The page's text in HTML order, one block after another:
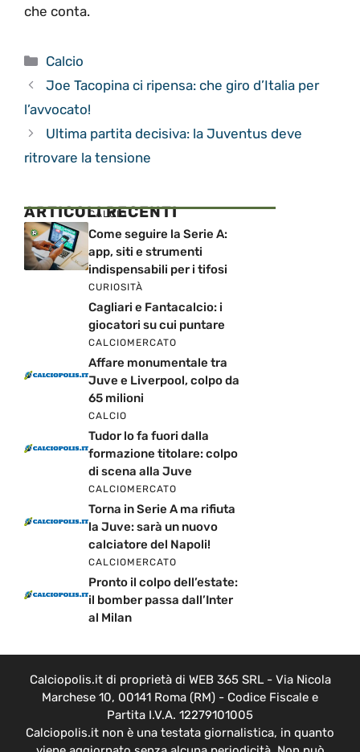
che conta.
Categorie
Calcio
Joe Tacopina ci ripensa: che giro d’Italia per
l’avvocato!
Ultima partita decisiva: la Juventus deve
ritrovare la tensione
ARTICOLI RECENTI
CALCIO
Come seguire la Serie A:
app, siti e strumenti
indispensabili per i tifosi
CURIOSITÀ
Cagliari e Fantacalcio: i
giocatori su cui puntare
CALCIOMERCATO
Affare monumentale tra
Juve e Liverpool, colpo da
65 milioni
CALCIO
Tudor lo fa fuori dalla
formazione titolare: colpo
di scena alla Juve
CALCIOMERCATO
Torna in Serie A ma rifiuta
la Juve: sarà un nuovo
calciatore del Napoli!
CALCIOMERCATO
Pronto il colpo dell’estate:
il bomber passa dall’Inter
al Milan
Calciopolis.it di proprietà di WEB 365 SRL - Via Nicola
Marchese 10, 00141 Roma (RM) - Codice Fiscale e
Partita I.V.A. 12279101005
Calciopolis.it non è una testata giornalistica, in quanto